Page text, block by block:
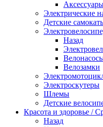
Электрические
Детские
Назад
Велозамки
Электроскутеры
Шлемы
Детские
Красота и здоровье /
Назад